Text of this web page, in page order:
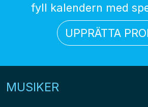
fyll kalendern med
UPPRÄTTA
MUSIKER